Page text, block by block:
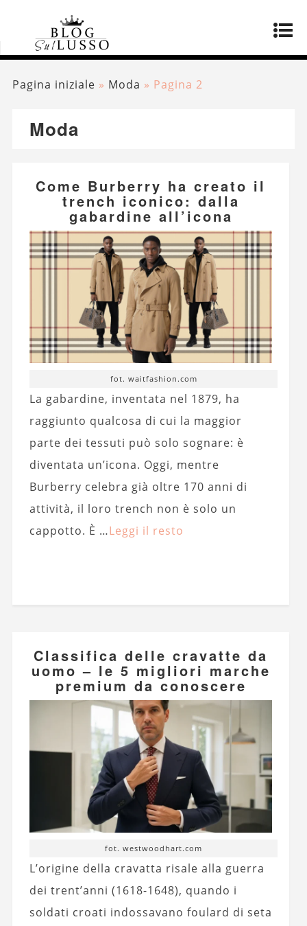
Pagina iniziale » Moda » Pagina 2
Moda
Come Burberry ha creato il
trench iconico: dalla
gabardine all’icona
fot. waitfashion.com
La gabardine, inventata nel 1879, ha
raggiunto qualcosa di cui la maggior
parte dei tessuti può solo sognare: è
diventata un’icona. Oggi, mentre
Burberry celebra già oltre 170 anni di
attività, il loro trench non è solo un
cappotto. È …Leggi il resto
Classifica delle cravatte da
uomo – le 5 migliori marche
premium da conoscere
fot. westwoodhart.com
L’origine della cravatta risale alla guerra
dei trent’anni (1618-1648), quando i
soldati croati indossavano foulard di seta